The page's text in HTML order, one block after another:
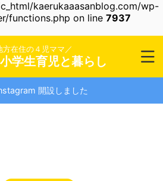
kaerukaaasanblog.com/wp-
functions.php on line 7937
方在住の４児ママ／
学生育児と暮らし
開設しました